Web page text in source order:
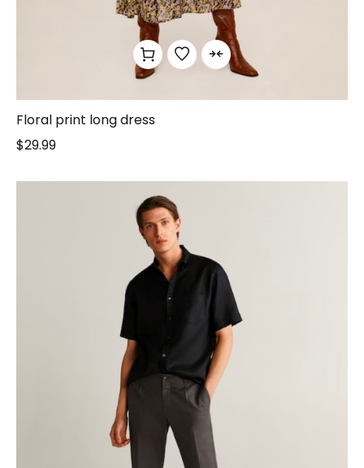
Floral print long dress
$29.99